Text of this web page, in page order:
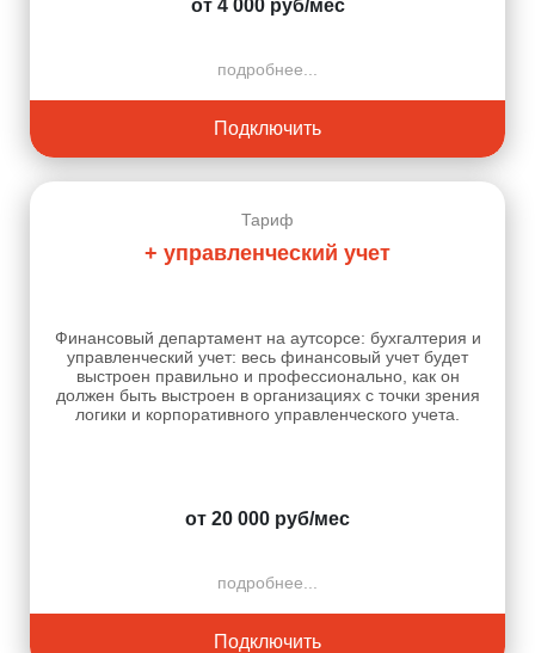
от 4 000 руб/мес
подробнее...
Подключить
Тариф
+ управленческий учет
Финансовый департамент на аутсорсе: бухгалтерия и
управленческий учет: весь финансовый учет будет
выстроен правильно и профессионально, как он
должен быть выстроен в организациях с точки зрения
логики и корпоративного управленческого учета.
от 20 000 руб/мес
подробнее...
Подключить